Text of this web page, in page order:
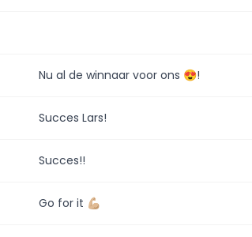
Nu al de winnaar voor ons 😍!
Succes Lars!
Succes!!
Go for it 💪🏼